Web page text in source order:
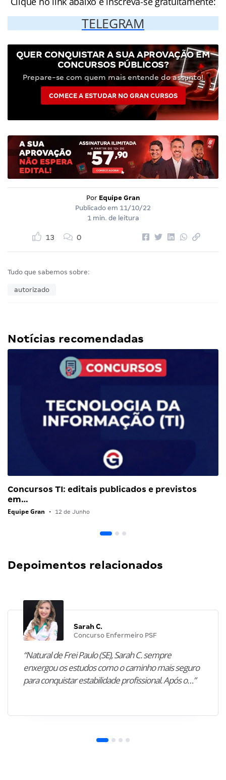
TELEGRAM
QUER CONQUISTAR A SUA APROVAÇÃO EM
CONCURSOS PÚBLICOS?
Prepare-se com quem mais entende do assunto!
COMECE A ESTUDAR NO GRAN CURSOS
Por Equipe Gran
Publicado em 11/10/22
1 min. de leitura
13 0
Tudo que sabemos sobre:
autorizado
Notícias recomendadas
Concursos TI: editais publicados e previstos
em…
Equipe Gran • 12 de Junho
Depoimentos relacionados
Sarah C.
Concurso Enfermeiro PSF
“Natural de Frei Paulo (SE), Sarah C. sempre
enxergou os estudos como o caminho mais seguro
para conquistar estabilidade profissional. Após o…”